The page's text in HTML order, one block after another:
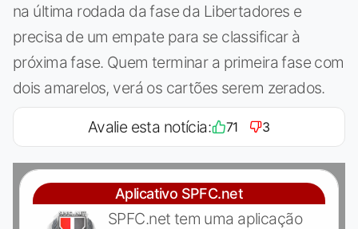
na última rodada da fase da Libertadores e
precisa de um empate para se classificar à
próxima fase. Quem terminar a primeira fase com
dois amarelos, verá os cartões serem zerados.
Avalie esta notícia: 71 3
Aplicativo SPFC.net
SPFC.net tem uma aplicação